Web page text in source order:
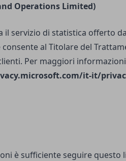
Operations Limited)
il servizio di statistica offerto
al Titolare del
Per maggiori
it-it/
è sufficiente seguire questo